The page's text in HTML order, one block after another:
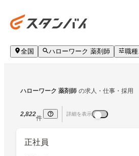
全国 ハローワーク 薬剤師 職
ハローワーク 薬剤師 の求人・仕事・採用
2,822
件
詳細を表示
正社員